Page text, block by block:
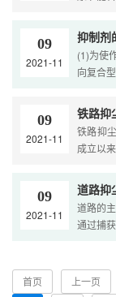
产....
09
2021-11
抑制剂
(1)为使
向复合
未....
09
2021-11
铁路抑
铁路抑
成立以
求....
09
2021-11
道路抑
道路的
通过捕
首页
上一页